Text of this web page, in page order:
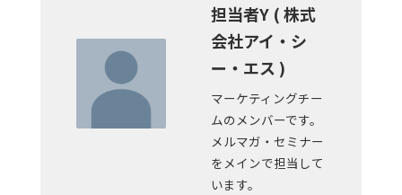
担当者Y ( 株式
会社アイ・シ
ー・エス )
マーケティングチー
ムのメンバーです。
メルマガ・セミナー
をメインで担当して
います。